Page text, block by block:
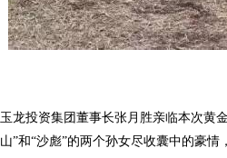
玉龙投资集团董事长张月胜亲临本次黄
山”和“沙彪”的两个孙女尽收囊中的豪